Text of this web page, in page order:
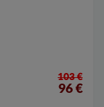
103 €
96 €